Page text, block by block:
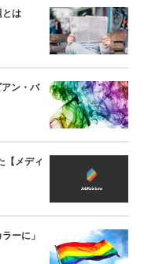
は
ン・バ
【メディ
ーに」